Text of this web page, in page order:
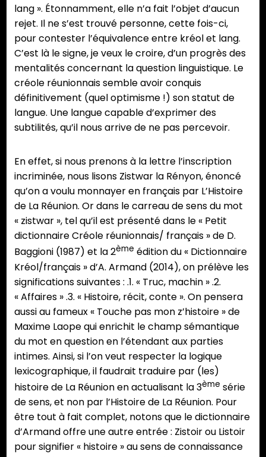
lang ». Étonnamment, elle n’a fait l’objet d’aucun
rejet. Il ne s’est trouvé personne, cette fois-ci,
pour contester l’équivalence entre kréol et lang.
C’est là le signe, je veux le croire, d’un progrès des
mentalités concernant la question linguistique. Le
créole réunionnais semble avoir conquis
définitivement (quel optimisme !) son statut de
langue. Une langue capable d’exprimer des
subtilités, qu’il nous arrive de ne pas percevoir.
En effet, si nous prenons à la lettre l’inscription
incriminée, nous lisons Zistwar la Rényon, énoncé
qu’on a voulu monnayer en français par L’Histoire
de La Réunion. Or dans le carreau de sens du mot
« zistwar », tel qu’il est présenté dans le « Petit
dictionnaire Créole réunionnais/ français » de D.
Baggioni (1987) et la 2ème édition du « Dictionnaire
Kréol/français » d’A. Armand (2014), on prélève les
significations suivantes : .1. « Truc, machin » .2.
« Affaires » .3. « Histoire, récit, conte ». On pensera
aussi au fameux « Touche pas mon z’histoire » de
Maxime Laope qui enrichit le champ sémantique
du mot en question en l’étendant aux parties
intimes. Ainsi, si l’on veut respecter la logique
lexicographique, il faudrait traduire par (les)
histoire de La Réunion en actualisant la 3ème série
de sens, et non par l’Histoire de La Réunion. Pour
être tout à fait complet, notons que le dictionnaire
d’Armand offre une autre entrée : Zistoir ou Listoir
pour signifier « histoire » au sens de connaissance